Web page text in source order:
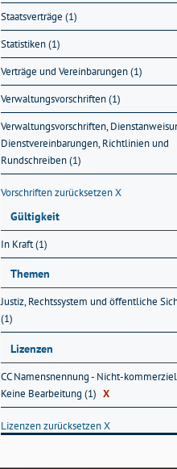
Staatsverträge (1)
Statistiken (1)
Verträge und Vereinbarungen (1)
Verwaltungsvorschriften (1)
Verwaltungsvorschriften,
Dienstvereinbarungen, Richtlinien und
Rundschreiben (1)
Vorschriften zurücksetzenX
Gültigkeit
In Kraft (1)
Themen
Justiz, Rechtssystem und öffentliche
(1)
Lizenzen
CC Namensnennung - Nicht-
Keine Bearbeitung (1) X
Lizenzen zurücksetzenX